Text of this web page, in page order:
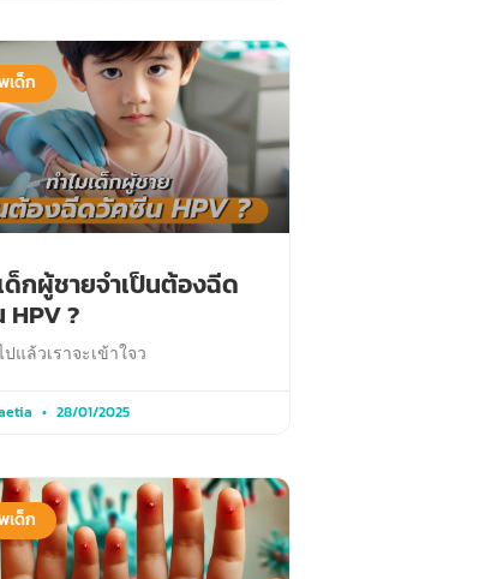
เด็ก
ด็กผู้ชายจำเป็นต้องฉีด
?
แล้วเราจะเข้าใจว
28/01/2025
เด็ก